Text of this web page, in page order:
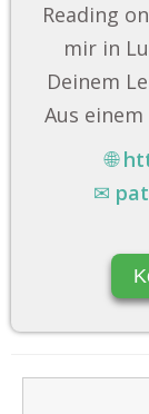
Reading
mir in
Deinem
Aus
🌐
✉